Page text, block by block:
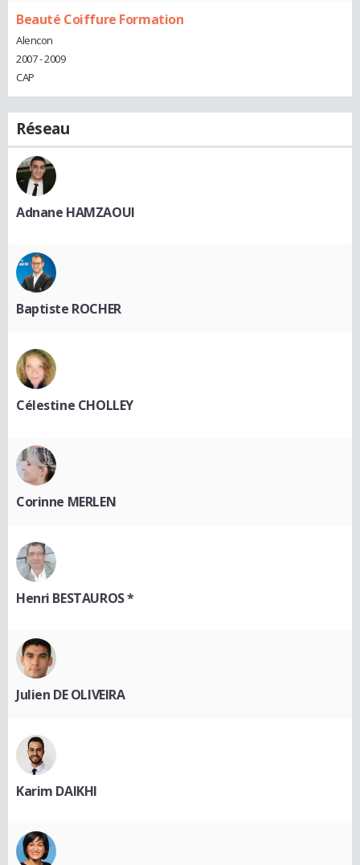
Beauté Coiffure Formation
Alencon
2007 - 2009
CAP
Réseau
Adnane HAMZAOUI
Baptiste ROCHER
Célestine CHOLLEY
Corinne MERLEN
Henri BESTAUROS *
Julien DE OLIVEIRA
Karim DAIKHI